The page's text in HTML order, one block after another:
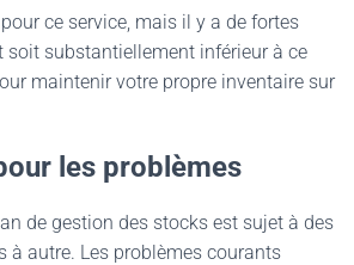
ce service, mais il y a de fortes
soit substantiellement inférieur à ce
maintenir votre propre inventaire sur
les problèmes
de gestion des stocks est sujet à des
à autre. Les problèmes courants